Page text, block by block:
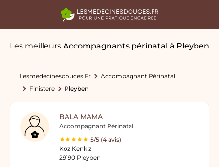
Les meilleurs Accompagnants périnatal à Pleyben
Lesmedecinesdouces.fr
Accompagnant Périnatal
Finistere
Pleyben
BALA MAMA
Accompagnant Périnatal
5/5 (4 avis)
Koz Kenkiz
29190 Pleyben